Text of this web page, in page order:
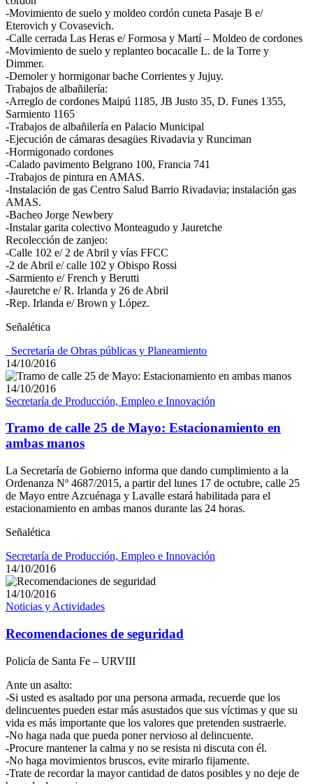
-Movimiento de suelo y moldeo cordón cuneta Pasaje B e/
Eterovich y Covasevich.
-Calle cerrada Las Heras e/ Formosa y Martí – Moldeo de cordones
-Movimiento de suelo y replanteo bocacalle L. de la Torre y
Dimmer.
-Demoler y hormigonar bache Corrientes y Jujuy.
Trabajos de albañilería:
-Arreglo de cordones Maipú 1185, JB Justo 35, D. Funes 1355,
Sarmiento 1165
-Trabajos de albañilería en Palacio Municipal
-Ejecución de cámaras desagües Rivadavia y Runciman
-Hormigonado cordones
-Calado pavimento Belgrano 100, Francia 741
-Trabajos de pintura en AMAS.
-Instalación de gas Centro Salud Barrio Rivadavia; instalación gas
AMAS.
-Bacheo Jorge Newbery
-Instalar garita colectivo Monteagudo y Jauretche
Recolección de zanjeo:
-Calle 102 e/ 2 de Abril y vías FFCC
-2 de Abril e/ calle 102 y Obispo Rossi
-Sarmiento e/ French y Berutti
-Jauretche e/ R. Irlanda y 26 de Abril
-Rep. Irlanda e/ Brown y López.
Señalética
_Secretaría de Obras públicas y Planeamiento
14/10/2016
14/10/2016
Secretaría de Producción, Empleo e Innovación
Tramo de calle 25 de Mayo: Estacionamiento en
ambas manos
La Secretaría de Gobierno informa que dando cumplimiento a la
Ordenanza Nº 4687/2015, a partir del lunes 17 de octubre, calle 25
de Mayo entre Azcuénaga y Lavalle estará habilitada para el
estacionamiento en ambas manos durante las 24 horas.
Señalética
Secretaría de Producción, Empleo e Innovación
14/10/2016
14/10/2016
Noticias y Actividades
Recomendaciones de seguridad
Policía de Santa Fe – URVIII
Ante un asalto:
-Si usted es asaltado por una persona armada, recuerde que los
delincuentes pueden estar más asustados que sus víctimas y que su
vida es más importante que los valores que pretenden sustraerle.
-No haga nada que pueda poner nervioso al delincuente.
-Procure mantener la calma y no se resista ni discuta con él.
-No haga movimientos bruscos, evite mirarlo fijamente.
-Trate de recordar la mayor cantidad de datos posibles y no deje de